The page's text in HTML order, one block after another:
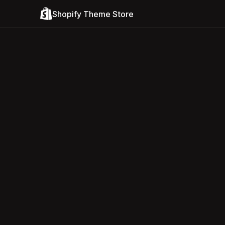
Shopify Theme Store